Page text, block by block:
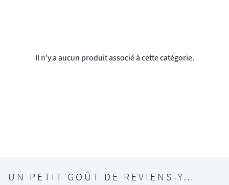
Il n'y a aucun produit associé à cette catégorie.
UN PETIT GOÛT DE REVIENS-Y…